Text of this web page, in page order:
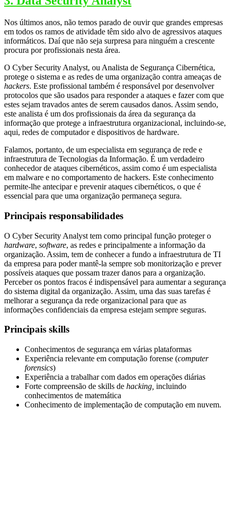
Nos últimos anos, não temos parado de ouvir que grandes empresas
em todos os ramos de atividade têm sido alvo de agressivos ataques
informáticos. Daí que não seja surpresa para ninguém a crescente
procura por profissionais nesta área.
O Cyber Security Analyst, ou Analista de Segurança Cibernética,
protege o sistema e as redes de uma organização contra ameaças de
hackers. Este profissional também é responsável por desenvolver
protocolos que são usados para responder a ataques e fazer com que
estes sejam travados antes de serem causados danos. Assim sendo,
este analista é um dos profissionais da área da segurança da
informação que protege a infraestrutura organizacional, incluindo-se,
aqui, redes de computador e dispositivos de hardware.
Falamos, portanto, de um especialista em segurança de rede e
infraestrutura de Tecnologias da Informação. É um verdadeiro
conhecedor de ataques cibernéticos, assim como é um especialista
em malware e no comportamento de hackers. Este conhecimento
permite-lhe antecipar e prevenir ataques cibernéticos, o que é
essencial para que uma organização permaneça segura.
Principais responsabilidades
O Cyber Security Analyst tem como principal função proteger o
hardware, software, as redes e principalmente a informação da
organização. Assim, tem de conhecer a fundo a infraestrutura de TI
da empresa para poder mantê-la sempre sob monitorização e prever
possíveis ataques que possam trazer danos para a organização.
Perceber os pontos fracos é indispensável para aumentar a segurança
do sistema digital da organização. Assim, uma das suas tarefas é
melhorar a segurança da rede organizacional para que as
informações confidenciais da empresa estejam sempre seguras.
Principais skills
Conhecimentos de segurança em várias plataformas
Experiência relevante em computação forense (computer
forensics)
Experiência a trabalhar com dados em operações diárias
Forte compreensão de skills de hacking, incluindo
conhecimentos de matemática
Conhecimento de implementação de computação em nuvem.